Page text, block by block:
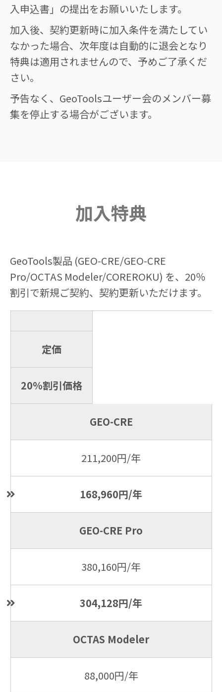
入申込書」の提出をお願いいたします。
加入後、契約更新時に加入条件を満たしてい
なかった場合、次年度は自動的に退会となり
特典は適用されませんので、予めご了承くだ
さい。
予告なく、GeoToolsユーザー会のメンバー募
集を停止する場合がございます。
加入特典
GeoTools製品 (GEO-CRE/GEO-CRE
Pro/OCTAS Modeler/COREROKU) を、20％
割引で新規ご契約、契約更新いただけます。
定価
20％割引価格
GEO-CRE
211,200円/年
168,960円/年
GEO-CRE Pro
380,160円/年
304,128円/年
OCTAS Modeler
88,000円/年